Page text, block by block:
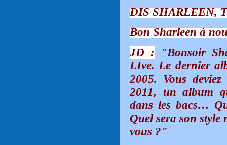
DIS SHARLEEN,
Bon Sharleen à
JD : "Bonsoir
LIve. Le dernier
2005. Vous
2011, un album
dans les bacs…
Quel sera son
vous ?"